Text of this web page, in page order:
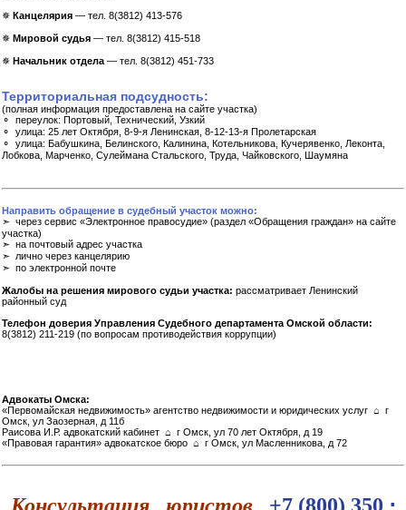
✵ Канцелярия — тел. 8(3812) 413-576
✵ Мировой судья — тел. 8(3812) 415-518
✵ Начальник отдела— тел. 8(3812) 451-733
Территориальная подсудность:
(полная информация предоставлена на сайте участка)
⚬ переулок: Портовый, Технический, Узкий
⚬ улица: 25 лет Октября, 8-9-я Ленинская, 8-12-13-я Пролетарская
⚬ улица: Бабушкина, Белинского, Калинина, Котельникова, Кучерявенко, Леконта,
Лобкова, Марченко, Сулеймана Стальского, Труда, Чайковского, Шаумяна
Направить обращение в судебный участок можно:
➣ через сервис «Электронное правосудие» (раздел «Обращения граждан» на сайте
участка)
➣ на почтовый адрес участка
➣ лично через канцелярию
➣ по электронной почте
Жалобы на решения мирового судьи участка: рассматривает Ленинский
районный суд
Телефон доверия Управления Судебного департамента Омской области:
8(3812) 211-219 (по вопросам противодействия коррупции)
Адвокаты Омска:
«Первомайская недвижимость» агентство недвижимости и юридических услуг ⌂ г
Омск, ул Заозерная, д 11б
Раисова И.Р. адвокатский кабинет ⌂ г Омск, ул 70 лет Октября, д 19
«Правовая гарантия» адвокатское бюро ⌂ г Омск, ул Масленникова, д 72